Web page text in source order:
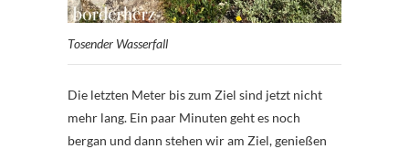
Tosender Wasserfall
Die letzten Meter bis zum Ziel sind jetzt nicht
mehr lang. Ein paar Minuten geht es noch
bergan und dann stehen wir am Ziel, genießen